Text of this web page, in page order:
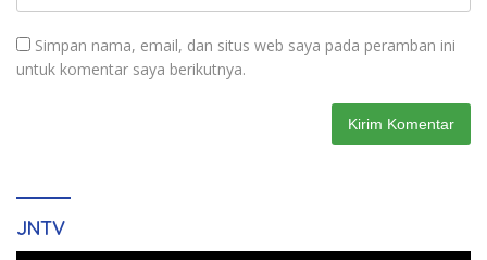
Simpan nama, email, dan situs web saya pada peramban ini
untuk komentar saya berikutnya.
JNTV